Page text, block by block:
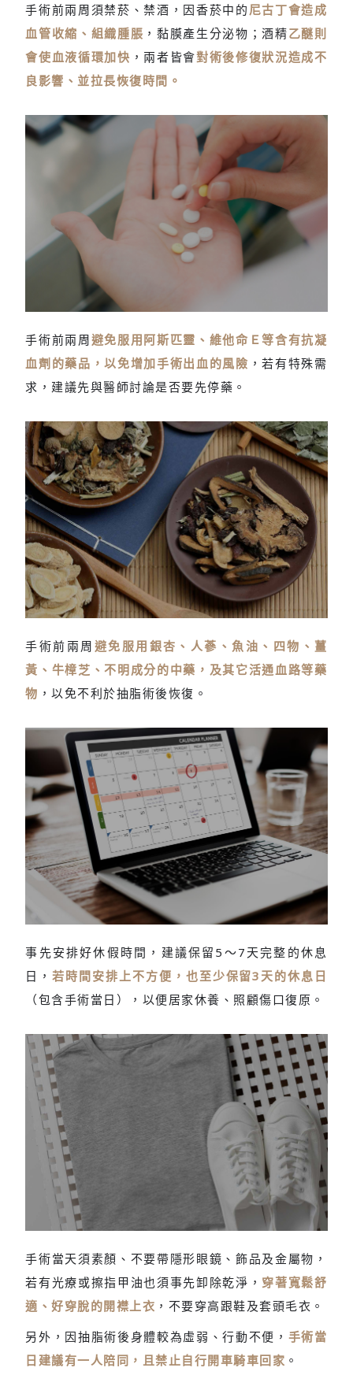
手術前兩周須禁菸、禁酒，因香菸中的 尼古丁會造成
血管收縮、組織腫脹 ，黏膜產生分泌物；酒精乙醚則
會使血液循環加快 ，兩者皆會對術後修復狀況造成不
良影響、並拉長恢復時間。
手術前兩周避免服用阿斯匹靈、維他命Ｅ等含有抗凝
血劑的藥品，以免增加手術出血的風險 ，若有特殊需
求，建議先與醫師討論是否要先停藥。
手術前兩周 避免服用銀杏、人蔘、魚油、四物、薑
黃、牛樟芝、不明成分的中藥，及其它活通血路等藥
物 ，以免不利於抽脂術後恢復。
事先安排好休假時間，建議保留5～7天完整的休息
日，若時間安排上不方便，也至少保留3天的休息日
（包含手術當日），以便居家休養、照顧傷口復原。
手術當天須素顏、不要帶隱形眼鏡、飾品及金屬物，
若有光療或擦指甲油也須事先卸除乾淨， 穿著寬鬆舒
適、好穿脫的開襟上衣 ，不要穿高跟鞋及套頭毛衣。
另外，因抽脂術後身體較為虛弱、行動不便， 手術當
日建議有一人陪同，且禁止自行開車騎車回家 。